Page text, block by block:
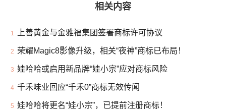
相关内容
1 上善黄金与金雅福集团签署商标许可协议
2 荣耀Magic8影像升级，相关“夜神”商标已布局！
3 娃哈哈或启用新品牌“娃小宗”应对商标风险
4 千禾味业回应“千禾0”商标无效传闻
5 娃哈哈将更名“娃小宗”，已提前注册商标！